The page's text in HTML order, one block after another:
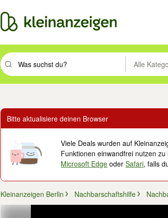
Suchbegriff eingeben. Eingabetaste drücken um zu
Alle
Bitte aktualisiere deinen Browser
Viele Deals wurden auf
Funktionen einwandfrei nutzen
Microsoft Edge oderSafari, falls
Kleinanzeigen Berlin Nachbarschaftshilfe